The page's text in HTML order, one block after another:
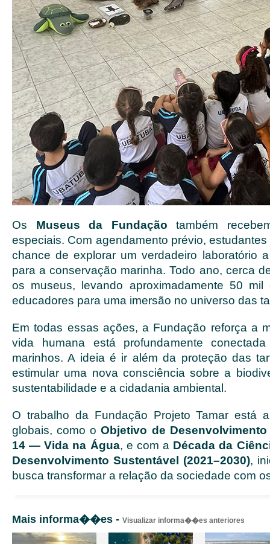
Os Museus da Fundaçãotambém
especiais. Com agendamento prévio,
chance de explorar um verdadeiro laboratório
para a conservação marinha. Todo ano, cerca
os museus, levando aproximadamente 50
educadores para uma imersão no universo das
Em todas essas ações, a Fundação reforça a
vida humana está profundamente
marinhos. A ideia é ir além da proteção das
estimular uma nova consciência sobre a
sustentabilidade e a cidadania ambiental.
O trabalho da Fundação Projeto Tamar está
globais, como oObjetivo de Desenvolvimento
14 — Vida na Água, e com a Década da
Desenvolvimento Sustentável (2021–2030),
busca transformar a relação da sociedade com
Mais informa��es - Visualizar informa��es anteriores